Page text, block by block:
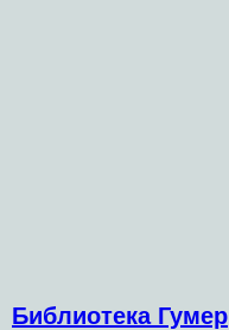
Библиотека Гумер